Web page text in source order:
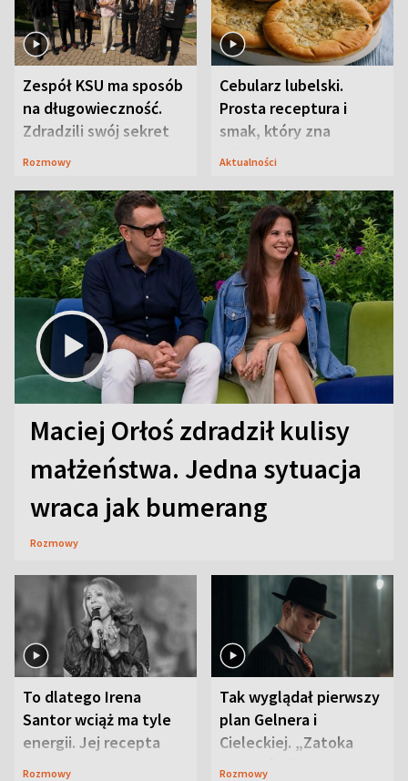
Zespół KSU ma sposób
na długowieczność.
Zdradzili swój sekret
Rozmowy
Cebularz lubelski.
Prosta receptura i
smak, który zna
Lubelszczyzna
Aktualności
Maciej Orłoś zdradził kulisy
małżeństwa. Jedna sytuacja
wraca jak bumerang
Rozmowy
To dlatego Irena
Santor wciąż ma tyle
energii. Jej recepta
jest zaskakująco
Rozmowy
Tak wyglądał pierwszy
plan Gelnera i
Cieleckiej. „Zatoka
szpiegów” od razu ich
Rozmowy